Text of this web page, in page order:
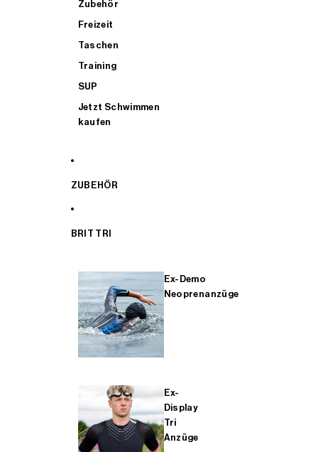
Zubehör
Freizeit
Taschen
Training
SUP
Jetzt Schwimmen
kaufen
ZUBEHÖR
BRIT TRI
Ex-Demo
Neoprenanzüge
Ex-
Display
Tri
Anzüge